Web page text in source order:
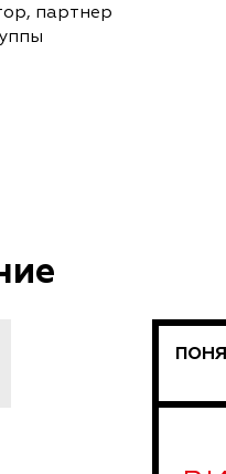
партнер